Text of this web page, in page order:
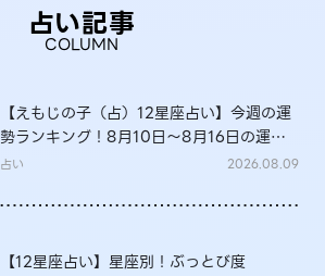
占い記事
COLUMN
【えもじの子（占）12星座占い】今週の運
勢ランキング！8月10日～8月16日の運勢
は？
占い 2026.08.09
【12星座占い】星座別！ぶっとび度